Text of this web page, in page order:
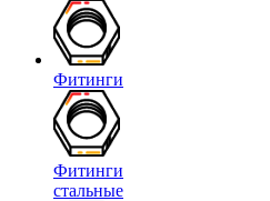
Фитинги
Фитинги
стальные